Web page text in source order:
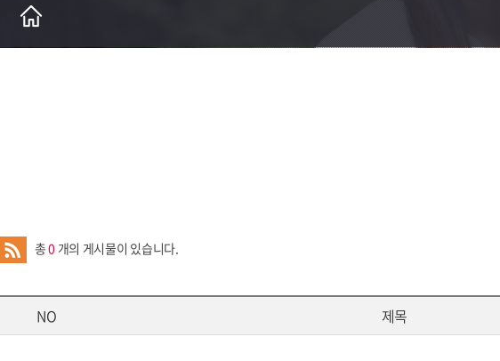
총0 개의 게시물이 있습니다.
NO 제목